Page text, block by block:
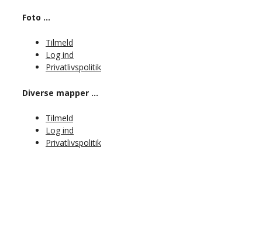
Foto …
Tilmeld
Log ind
Privatlivspolitik
Diverse mapper …
Tilmeld
Log ind
Privatlivspolitik